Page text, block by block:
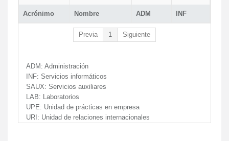
Acrónimo Nombre ADM INF
Previa 1 Siguiente
ADM: Administración
INF: Servicios informáticos
SAUX: Servicios auxiliares
LAB: Laboratorios
UPE: Unidad de prácticas en empresa
URI: Unidad de relaciones internacionales